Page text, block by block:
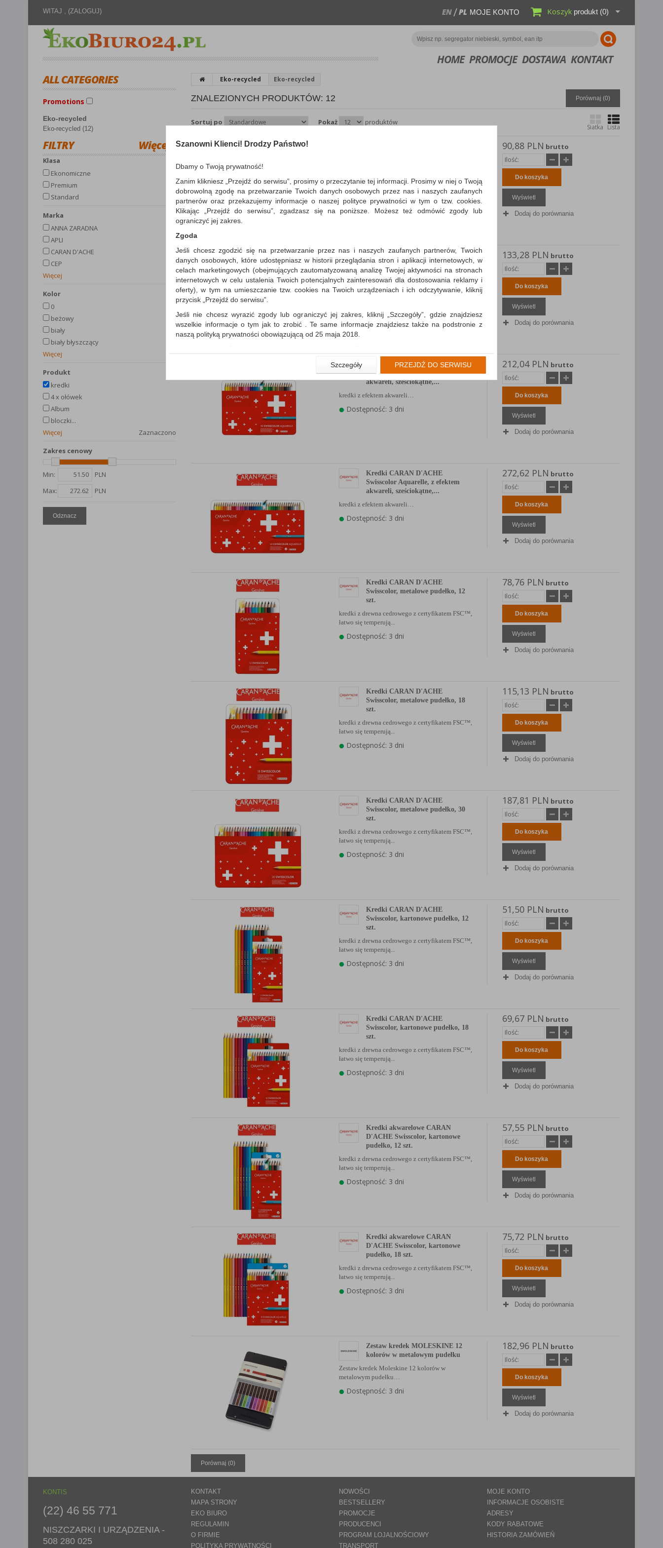
WITAJ , (ZALOGUJ) EN PL MOJE KONTO Koszyk produkt (0)
HOME PROMOCJE DOSTAWA KONTAKT
ALL CATEGORIES
Promotions
Eko-recycled
Eko-recycled (12)
FILTRY Więcej
Klasa
Ekonomiczne
Premium
Standard
Marka
ANNA ZARADNA
APLI
CARAN D'ACHE
CEP
Więcej
kolor
0
beżowy
biały
biały błyszczący
Więcej
produkt
kredki
4 x ołówek
Album
bloczki...
Więcej
Zaznaczono
Zakres cenowy
Min:
PLN
Max:
PLN
Odznacz
Eko-recycled Eko-recycled
ZNALEZIONYCH PRODUKTÓW: 12 Porównaj (0)
Sortuj po Pokaż produktów
Siatka Lista
Dostępność: 3 dni
90,88 PLN brutto
Do koszyka
Wyświetl
Dodaj do porównania
Kredki CARAN D'ACHE
Swisscolor Aquarelle, z efektem
akwareli, sześciokątne,...
kredki z efektem akwareli…
133,28 PLN brutto
Do koszyka
Wyświetl
Dodaj do porównania
Kredki CARAN D'ACHE
Swisscolor Aquarelle, z efektem
akwareli, sześciokątne,...
kredki z efektem akwareli…
Dostępność: 3 dni
212,04 PLN brutto
Do koszyka
Wyświetl
Dodaj do porównania
Kredki CARAN D'ACHE
Swisscolor Aquarelle, z efektem
akwareli, sześciokątne,...
kredki z efektem akwareli…
Dostępność: 3 dni
272,62 PLN brutto
Do koszyka
Wyświetl
Dodaj do porównania
Kredki CARAN D'ACHE
Swisscolor, metalowe pudełko, 12
szt.
kredki z drewna cedrowego z certyfikatem FSC™,
łatwo się temperują...
Dostępność: 3 dni
78,76 PLN brutto
Do koszyka
Wyświetl
Dodaj do porównania
Kredki CARAN D'ACHE
Swisscolor, metalowe pudełko, 18
szt.
kredki z drewna cedrowego z certyfikatem FSC™,
łatwo się temperują...
Dostępność: 3 dni
115,13 PLN brutto
Do koszyka
Wyświetl
Dodaj do porównania
Kredki CARAN D'ACHE
Swisscolor, metalowe pudełko, 30
szt.
kredki z drewna cedrowego z certyfikatem FSC™,
łatwo się temperują...
Dostępność: 3 dni
187,81 PLN brutto
Do koszyka
Wyświetl
Dodaj do porównania
Kredki CARAN D'ACHE
Swisscolor, kartonowe pudełko, 12
szt.
kredki z drewna cedrowego z certyfikatem FSC™,
łatwo się temperują...
Dostępność: 3 dni
51,50 PLN brutto
Do koszyka
Wyświetl
Dodaj do porównania
Kredki CARAN D'ACHE
Swisscolor, kartonowe pudełko, 18
szt.
kredki z drewna cedrowego z certyfikatem FSC™,
łatwo się temperują...
Dostępność: 3 dni
69,67 PLN brutto
Do koszyka
Wyświetl
Dodaj do porównania
Kredki akwarelowe CARAN
D'ACHE Swisscolor, kartonowe
pudełko, 12 szt.
kredki z drewna cedrowego z certyfikatem FSC™,
łatwo się temperują...
Dostępność: 3 dni
57,55 PLN brutto
Do koszyka
Wyświetl
Dodaj do porównania
Kredki akwarelowe CARAN
D'ACHE Swisscolor, kartonowe
pudełko, 18 szt.
kredki z drewna cedrowego z certyfikatem FSC™,
łatwo się temperują...
Dostępność: 3 dni
75,72 PLN brutto
Do koszyka
Wyświetl
Dodaj do porównania
Zestaw kredek MOLESKINE 12
kolorów w metalowym pudełku
Zestaw kredek Moleskine 12 kolorów w
metalowym pudełku…
Dostępność: 3 dni
182,96 PLN brutto
Do koszyka
Wyświetl
Dodaj do porównania
Porównaj (0)
KONTIS
(22) 46 55 771
NISZCZARKI I URZĄDZENIA -
508 280 025
KONTAKT
MAPA STRONY
EKO BIURO
REGULAMIN
O FIRMIE
POLITYKA PRYWATNOŚCI
NOWOŚCI
BESTSELLERY
PROMOCJE
PRODUCENCI
PROGRAM LOJALNOŚCIOWY
TRANSPORT
MOJE KONTO
INFORMACJE OSOBISTE
ADRESY
KODY RABATOWE
HISTORIA ZAMÓWIEŃ
Szanowni Klienci! Drodzy Państwo!
Dbamy o Twoją prywatność!
Zanim klikniesz „Przejdź do serwisu”, prosimy o przeczytanie tej informacji. Prosimy w niej o Twoją
dobrowolną zgodę na przetwarzanie Twoich danych osobowych przez nas i naszych zaufanych
partnerów oraz przekazujemy informacje o naszej polityce prywatności w tym o tzw. cookies.
Klikając „Przejdź do serwisu”, zgadzasz się na poniższe. Możesz też odmówić zgody lub
ograniczyć jej zakres.
Zgoda
Jeśli chcesz zgodzić się na przetwarzanie przez nas i naszych zaufanych partnerów, Twoich
danych osobowych, które udostępniasz w historii przeglądania stron i aplikacji internetowych, w
celach marketingowych (obejmujących zautomatyzowaną analizę Twojej aktywności na stronach
internetowych w celu ustalenia Twoich potencjalnych zainteresowań dla dostosowania reklamy i
oferty), w tym na umieszczanie tzw. cookies na Twoich urządzeniach i ich odczytywanie, kliknij
przycisk „Przejdź do serwisu”.
Jeśli nie chcesz wyrazić zgody lub ograniczyć jej zakres, kliknij „Szczegóły”, gdzie znajdziesz
wszelkie informacje o tym jak to zrobić . Te same informacje znajdziesz także na podstronie z
naszą polityką prywatności obowiązującą od 25 maja 2018.
W przypadku użytkowników zalogowanych, aby umożliwić prawidłową realizację Umowy z
Państwem i związane z tym prawidłowe działanie naszej strony www, a w szczególności np.
wysłanie potwierdzenia zamówienia na Państwa email lub wyświetlenie Państwu prawidłowych
informacji o promocjach czy cenach indywidualnych, ważna jest Państwa wcześniejsza zgoda
której udzieliliście podczas zakładania konta.
Każda Państwa zgoda jest dobrowolna i można ją w dowolnym momencie wycofać.
Polityka prywatności (rozwiń)
Klauzula Informacyjna (rozwiń)
Szczegóły PRZEJDŹ DO SERWISU